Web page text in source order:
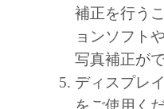
補正を行う
ョンソフト
写真補正が
ディスプレ
をご使用く